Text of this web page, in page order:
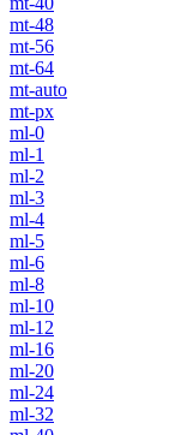
mt-48
mt-56
mt-64
mt-auto
mt-px
ml-0
ml-1
ml-2
ml-3
ml-4
ml-5
ml-6
ml-8
ml-10
ml-12
ml-16
ml-20
ml-24
ml-32